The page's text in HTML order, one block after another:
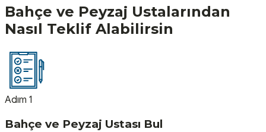
Bahçe ve Peyzaj Ustalarından
Nasıl Teklif Alabilirsin
Adım 1
Bahçe ve Peyzaj Ustası Bul